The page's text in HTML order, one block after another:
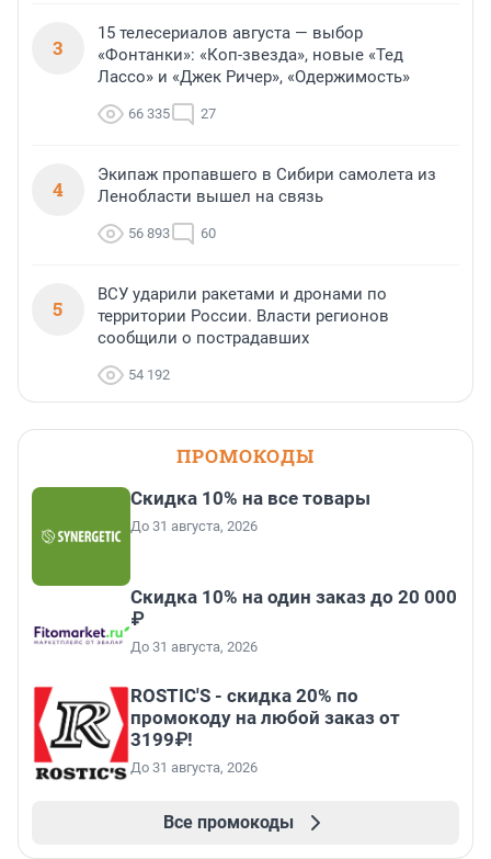
3
15 телесериалов августа — выбор
«Фонтанки»: «Коп-звезда», новые «Тед
Лассо» и «Джек Ричер», «Одержимость»
66 335 27
4
Экипаж пропавшего в Сибири самолета из
Ленобласти вышел на связь
56 893 60
5
ВСУ ударили ракетами и дронами по
территории России. Власти регионов
сообщили о пострадавших
54 192
ПРОМОКОДЫ
Скидка 10% на все товары
До 31 августа, 2026
Скидка 10% на один заказ до 20 000
₽
До 31 августа, 2026
ROSTIC'S - скидка 20% по
промокоду на любой заказ от
3199₽!
До 31 августа, 2026
Все промокоды